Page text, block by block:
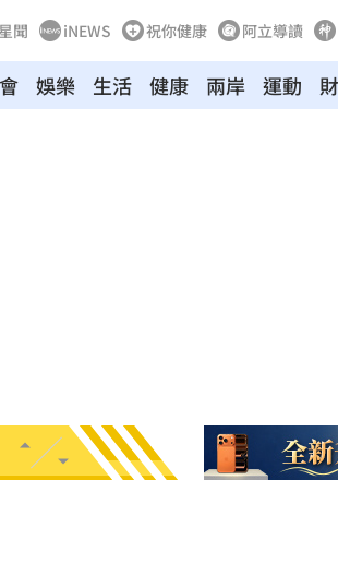
聞 iNEWS 祝你健康 阿立導讀
娛樂 生活 健康 兩岸 運動